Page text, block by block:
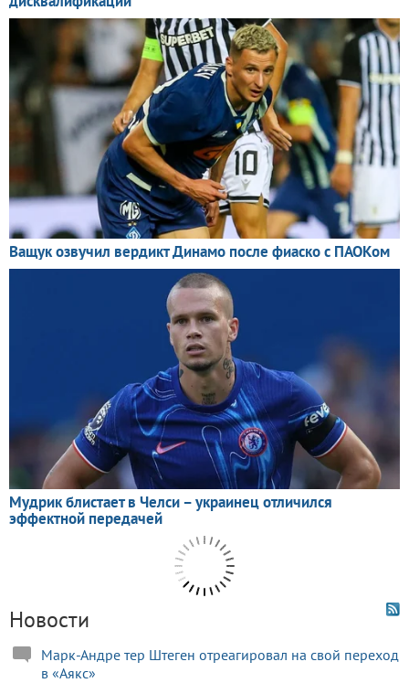
Новости
Марк-Андре тер Штеген отреагировал на свой переход
в «Аякс»